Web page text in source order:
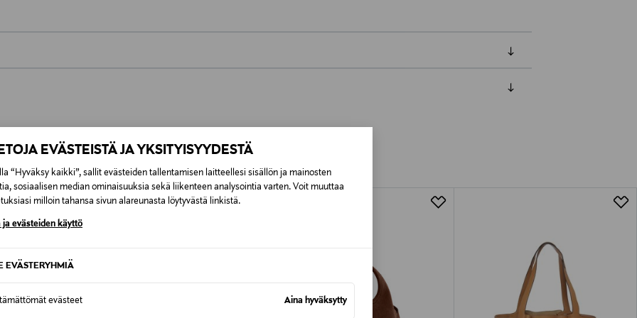
EVÄSTEISTÄ JA YKSITYISYYDESTÄ
“Hyväksy kaikki”, sallit evästeiden tallentamisen laitteellesi sisällön ja mainosten
sosiaalisen median ominaisuuksia sekä liikenteen analysointia varten. Voit muuttaa
milloin tahansa sivun alareunasta löytyvästä linkistä.
ja evästeiden käyttö
EVÄSTERYHMIÄ
evästeet Aina hyväksytty
7,90 €–50,00 € kuljetusyhtiöstä ja tuotteen koosta riippuen
Alk. 6,90 €, kun toimitus on saatavilla valittuun osoitteeseen.
ilmoittaa palautuksesta etukäteen.
NÄISTÄ